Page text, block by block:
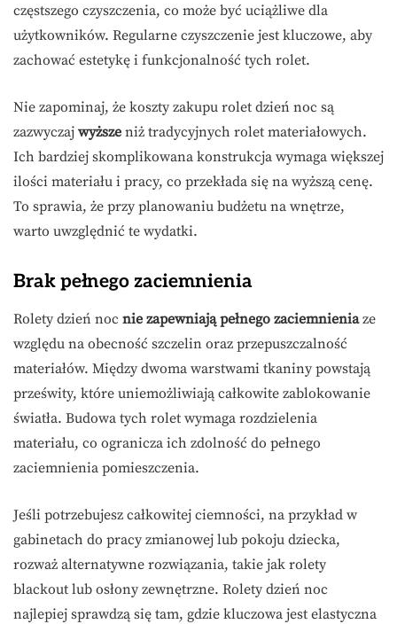
częstszego czyszczenia, co może być uciążliwe dla
użytkowników. Regularne czyszczenie jest kluczowe, aby
zachować estetykę i funkcjonalność tych rolet.
Nie zapominaj, że koszty zakupu rolet dzień noc są
zazwyczaj wyższe niż tradycyjnych rolet materiałowych.
Ich bardziej skomplikowana konstrukcja wymaga większej
ilości materiału i pracy, co przekłada się na wyższą cenę.
To sprawia, że przy planowaniu budżetu na wnętrze,
warto uwzględnić te wydatki.
Brak pełnego zaciemnienia
Rolety dzień noc nie zapewniają pełnego zaciemnieniaze
względu na obecność szczelin oraz przepuszczalność
materiałów. Między dwoma warstwami tkaniny powstają
prześwity, które uniemożliwiają całkowite zablokowanie
światła. Budowa tych rolet wymaga rozdzielenia
materiału, co ogranicza ich zdolność do pełnego
zaciemnienia pomieszczenia.
Jeśli potrzebujesz całkowitej ciemności, na przykład w
gabinetach do pracy zmianowej lub pokoju dziecka,
rozważ alternatywne rozwiązania, takie jak rolety
blackout lub osłony zewnętrzne. Rolety dzień noc
najlepiej sprawdzą się tam, gdzie kluczowa jest elastyczna